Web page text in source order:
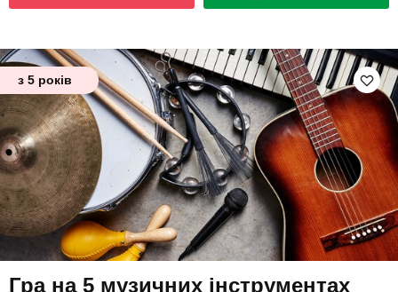
з 5 років
Гра на 5 музичних інструментах